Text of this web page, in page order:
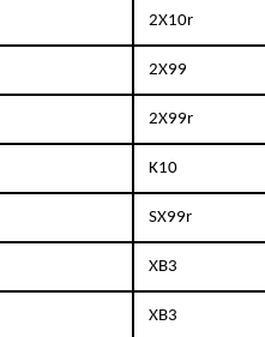
2X10r
2X99
2X99r
K10
SX99r
XB3
XB3